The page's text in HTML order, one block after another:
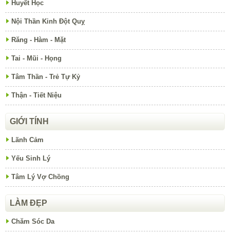
Huyết Học
Nội Thần Kinh Đột Quỵ
Răng - Hàm - Mặt
Tai - Mũi - Họng
Tâm Thần - Trẻ Tự Kỷ
Thận - Tiết Niệu
GIỚI TÍNH
Lãnh Cảm
Yếu Sinh Lý
Tâm Lý Vợ Chồng
LÀM ĐẸP
Chăm Sóc Da